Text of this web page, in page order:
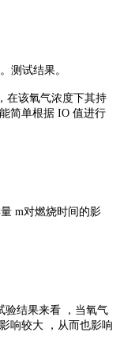
测试结果。
在该氧气浓度下其持
简单根据 IO 值进行
m对燃烧时间的影
验结果来看 ，当氧气
响较大 ，从而也影响